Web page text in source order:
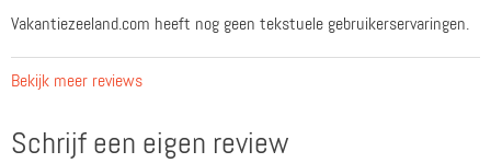
Vakantiezeeland.com heeft nog geen tekstuele gebruikerservaringen.
Bekijk meer reviews
Schrijf een eigen review